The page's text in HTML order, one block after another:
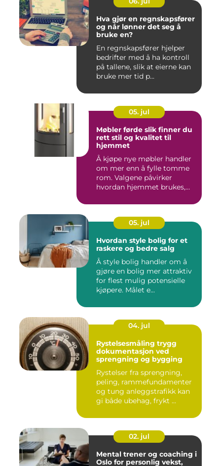
Hva gjør en regnskapsfører
og når lønner det seg å
bruke en?
En regnskapsfører hjelper
bedrifter med å ha kontroll
på tallene, slik at eierne kan
bruke mer tid p...
05. jul
Møbler førde slik finner du
rett stil og kvalitet til
hjemmet
Å kjøpe nye møbler handler
om mer enn å fylle tomme
rom. Valgene påvirker
hvordan hjemmet brukes,
05. jul
Hvordan style bolig for et
raskere og bedre salg
Å style bolig handler om å
gjøre en bolig mer attraktiv
for flest mulig potensielle
kjøpere. Målet e...
04. jul
Rystelsesmåling trygg
dokumentasjon ved
sprengning og bygging
Rystelser fra sprengning,
peling, rammefundamenter
og tung anleggstrafikk kan
gi både ubehag, frykt ...
02. jul
Mental trener og coaching i
Oslo for personlig vekst,